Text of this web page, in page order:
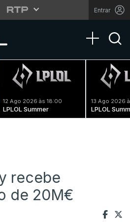
Entrar
Toggle
12 Ago 2026 às 18:00
LPLOL Summer
13 Ago 2026
LPLOL
recebe
de 20M€